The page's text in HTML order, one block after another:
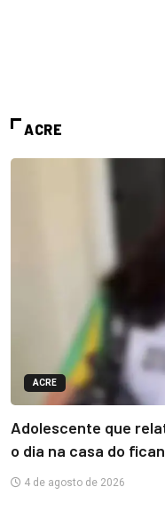
ACRE
ACRE
Adolescente que
o dia na casa do
4 de agosto de 2026